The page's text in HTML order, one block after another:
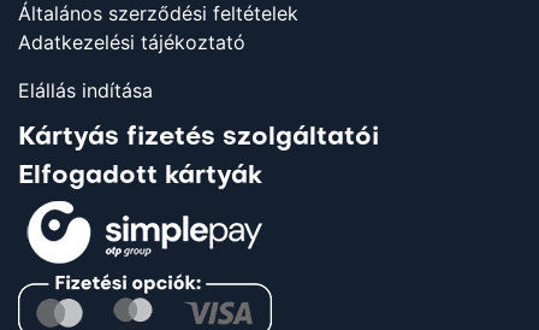
Általános szerződési feltételek
Adatkezelési tájékoztató
Elállás indítása
Kártyás fizetés szolgáltatói
Elfogadott kártyák